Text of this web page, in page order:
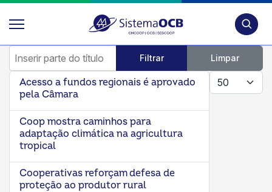
Inserir parte do título
Filtrar Limpar
Mostrar #
Acesso a fundos regionais é aprovado
pela Câmara
Coop mostra caminhos para
adaptação climática na agricultura
tropical
Cooperativas reforçam defesa de
proteção ao produtor rural